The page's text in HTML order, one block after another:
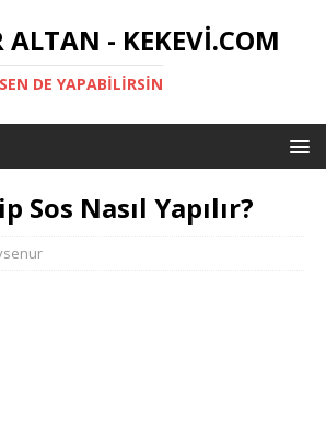
ALTAN - KEKEVI.COM
SEN DE YAPABILIRSIN
Sos Nasıl Yapılır?